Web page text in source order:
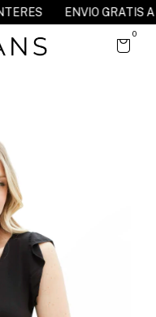
ENVIO GRATIS A
0